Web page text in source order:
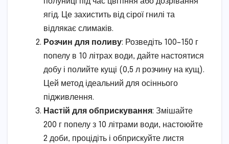
ягід. Це захистить від сірої гнилі та
відлякає слимаків.
Розчин для поливу: Розведіть 100–150 г
попелу в 10 літрах води, дайте настоятися
добу і полийте кущі (0,5 л розчину на кущ).
Цей метод ідеальний для осіннього
підживлення.
Настій для обприскування: Змішайте
200 г попелу з 10 літрами води, настоюйте
2 доби, процідіть і обприскуйте листя